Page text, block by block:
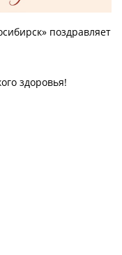
поздравляет
здоровья!